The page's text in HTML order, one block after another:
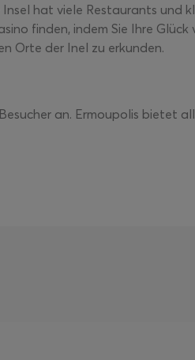
hat viele Restaurants und
finden, indem Sie Ihre
Orte der Inel zu erkunden.
an. Ermoupolis bietet